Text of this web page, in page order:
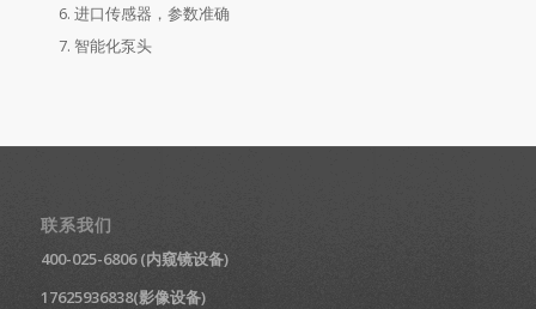
进口传感器，参数准确
智能化泵头
联系我们
400-025-6806 (内窥镜设备)
17625936838(影像设备)